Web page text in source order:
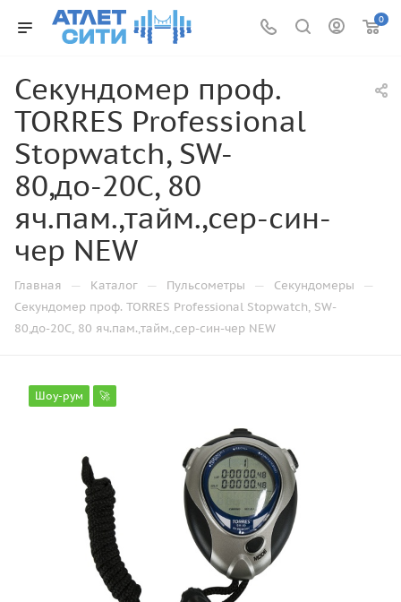
0
Секундомер проф.
TORRES Professional
Stopwatch, SW-
80,до-20С, 80
яч.пам.,тайм.,сер-син-
чер NEW
Главная — Каталог — Пульсометры — Секундомеры —
Секундомер проф. TORRES Professional Stopwatch, SW-
80,до-20С, 80 яч.пам.,тайм.,сер-син-чер NEW
Шоу-рум 🚀